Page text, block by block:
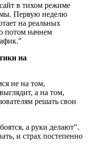
в тихом режиме
Первую неделю
на реальных
потом начнем
на
не на том,
а на том,
решать свои
а руки делают".
и страх постепенно